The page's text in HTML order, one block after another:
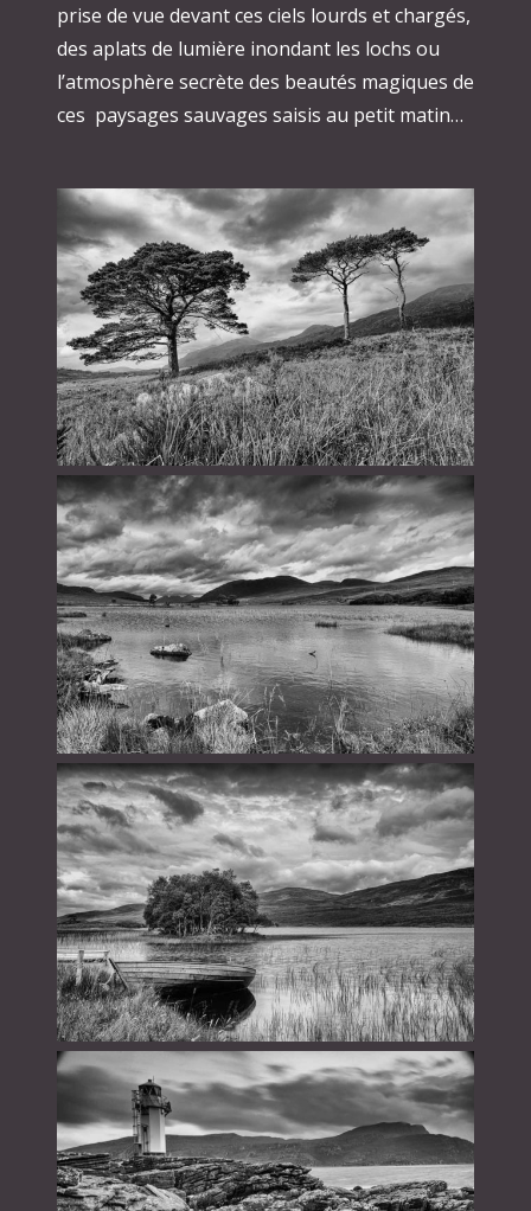
prise de vue devant ces ciels lourds et chargés,
des aplats de lumière inondant les lochs ou
l’atmosphère secrète des beautés magiques de
ces paysages sauvages saisis au petit matin…